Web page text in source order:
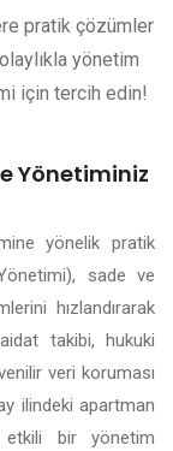
pratik çözümler
yönetim
için tercih edin!
Yönetiminiz
yönelik pratik
sade ve
hızlandırarak
takibi, hukuki
veri koruması
ilindeki apartman
etkili bir yönetim